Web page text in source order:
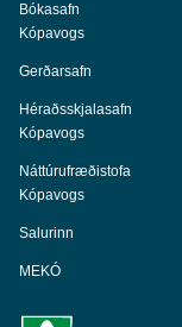
Bókasafn
Kópavogs
Gerðarsafn
Héraðsskjalasafn
Kópavogs
Náttúrufræðistofa
Kópavogs
Salurinn
MEKÓ